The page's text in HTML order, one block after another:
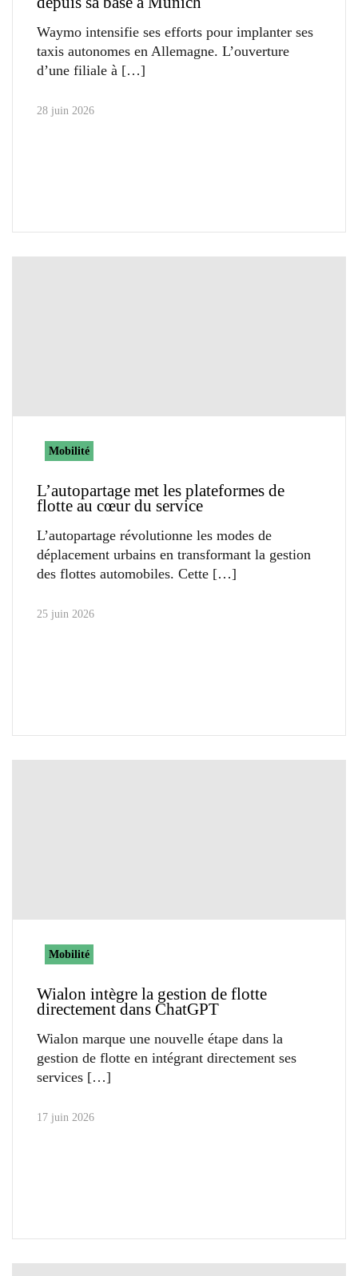
Waymo intensifie ses efforts pour implanter ses
taxis autonomes en Allemagne. L’ouverture
d’une filiale à
28 juin 2026
Mobilité
L’autopartage met les plateformes de
flotte au cœur du service
L’autopartage révolutionne les modes de
déplacement urbains en transformant la gestion
des flottes automobiles. Cette
25 juin 2026
Mobilité
Wialon intègre la gestion de flotte
directement dans ChatGPT
Wialon marque une nouvelle étape dans la
gestion de flotte en intégrant directement ses
services
17 juin 2026